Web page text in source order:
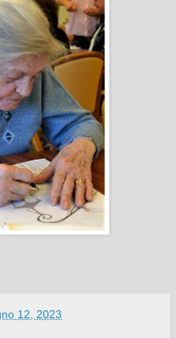
12, 2023